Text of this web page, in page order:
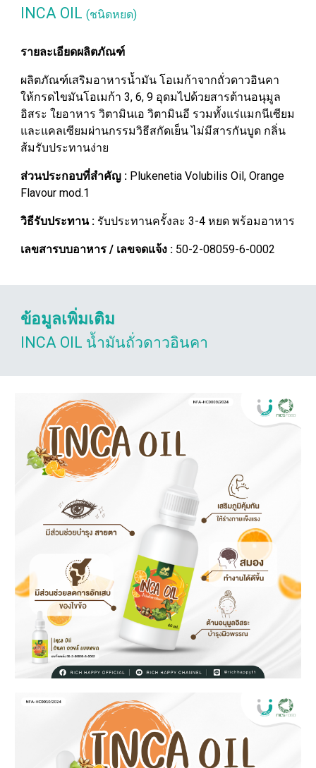
INCA OIL(ชนิดหยด)
รายละเอียดผลิตภัณฑ์
ผลิตภัณฑ์เสริมอาหารน้ำมัน โอเมก้าจากถั่วดาวอินคา
ให้กรดไขมันโอเมก้า 3, 6, 9 อุดมไปด้วยสารต้านอนุมูล
อิสระ ใยอาหาร วิตามินเอ วิตามินอี รวมทั้งแร่แมกนีเซียม
และแคลเซียมผ่านกรรมวิธีสกัดเย็น ไม่มีสารกันบูด กลิ่น
ส้มรับประทานง่าย
ส่วนประกอบที่สำคัญ : Plukenetia Volubilis Oil, Orange
Flavour mod.1
วิธีรับประทาน: รับประทานครั้งละ 3-4 หยด พร้อมอาหาร
เลขสารบบอาหาร / เลขจดแจ้ง : 50-2-08059-6-0002
ข้อมูลเพิ่มเติม
INCA OIL น้ำมันถั่วดาวอินคา